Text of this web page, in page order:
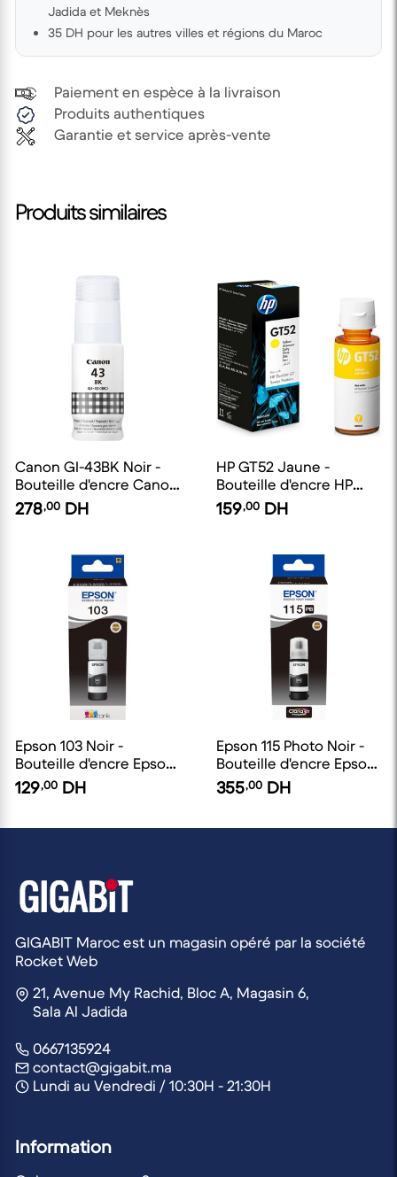
Jadida et Meknès
35 DH pour les autres villes et régions du Maroc
Paiement en espèce à la livraison
Produits authentiques
Garantie et service après-vente
Produits similaires
Canon GI-43BK Noir -
Bouteille d'encre Canon
d'origine
278,00 DH
HP GT52 Jaune -
Bouteille d'encre HP
d'origine
159,00 DH
Epson 103 Noir -
Bouteille d'encre Epson
EcoTank d'origine
129,00 DH
Epson 115 Photo Noir -
Bouteille d'encre Epson
EcoTank d'origine
355,00 DH
GIGABIT Maroc est un magasin opéré par la société
Rocket Web
21, Avenue My Rachid, Bloc A, Magasin 6,
Sala Al Jadida
0667135924
contact@gigabit.ma
Lundi au Vendredi / 10:30H - 21:30H
Information